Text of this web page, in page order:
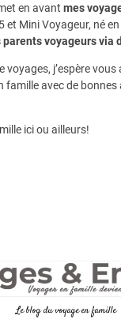
en avant mes
et Mini Voyageur, né
voyageurs via
voyages, j’espère
famille avec de bonnes
ici ou ailleurs!
Le blog du voyage en famille